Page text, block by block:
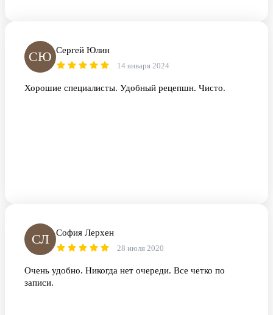
СЮ Сергей Юлин
14 января 2024
Хорошие специалисты. Удобный рецепшн. Чисто.
СЛ София Лерхен
28 июля 2020
Очень удобно. Никогда нет очереди. Все четко по
записи.